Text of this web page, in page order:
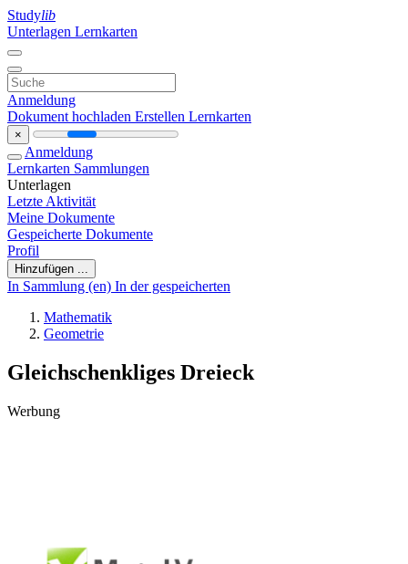
Studylib
Unterlagen Lernkarten
Anmeldung
Dokument hochladen Erstellen Lernkarten
×
Anmeldung
Lernkarten Sammlungen
Unterlagen
Letzte Aktivität
Meine Dokumente
Gespeicherte Dokumente
Profil
Hinzufügen ...
In Sammlung (en) In der gespeicherten
Mathematik
Geometrie
Gleichschenkliges Dreieck
Werbung